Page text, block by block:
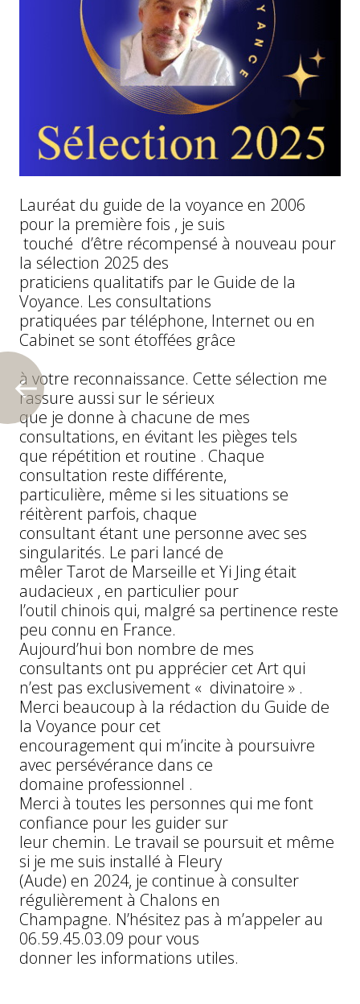
Lauréat du guide de la voyance en 2006
pour la première fois , je suis
touché d’être récompensé à nouveau pour
la sélection 2025 des
praticiens qualitatifs par le Guide de la
Voyance. Les consultations
pratiquées par téléphone, Internet ou en
Cabinet se sont étoffées grâce
à votre reconnaissance. Cette sélection me
rassure aussi sur le sérieux
que je donne à chacune de mes
consultations, en évitant les pièges tels
que répétition et routine . Chaque
consultation reste différente,
particulière, même si les situations se
réitèrent parfois, chaque
consultant étant une personne avec ses
singularités. Le pari lancé de
mêler Tarot de Marseille et Yi Jing était
audacieux , en particulier pour
l’outil chinois qui, malgré sa pertinence reste
peu connu en France.
Aujourd’hui bon nombre de mes
consultants ont pu apprécier cet Art qui
n’est pas exclusivement « divinatoire » .
Merci beaucoup à la rédaction du Guide de
la Voyance pour cet
encouragement qui m’incite à poursuivre
avec persévérance dans ce
domaine professionnel .
Merci à toutes les personnes qui me font
confiance pour les guider sur
leur chemin. Le travail se poursuit et même
si je me suis installé à Fleury
(Aude) en 2024, je continue à consulter
régulièrement à Chalons en
Champagne. N’hésitez pas à m’appeler au
06.59.45.03.09 pour vous
donner les informations utiles.